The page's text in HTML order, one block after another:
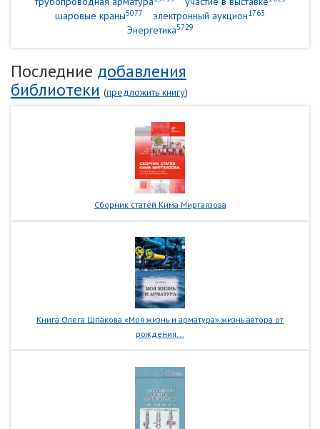
шаровые краны5077 электронный аукцион1763
Энергетика5729
Последние добавления
библиотеки (предложить книгу)
Сборник статей Кима Миргаязова
Книга Олега Шпакова «Моя жизнь и арматура» жизнь автора от
рождения...